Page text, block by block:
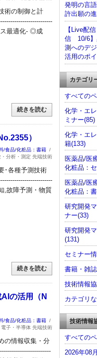
術の制御と計
ス最適化- ◎成
続きを読む
）
/食品/化粧品：書籍 /
分析・測定 先端技術
･各種予測技術
,故障予測・物質
続きを読む
の活用（N
/食品/化粧品：書籍 /
子・半導体 先端技術
の情報収集・分
発明の言
許出願の
【Live配
信 10/6】
測へのデ
活用のポ
カテゴリ
すべての
化学・エ
ミナー(85)
化学・エ
籍(133)
医薬品/医
化粧品：
医薬品/医
化粧品：
研究開発
ナー(33)
研究開発
(131)
セミナー
書籍・雑
技術情報
カテゴリ
技術情報
すべての
2026年08